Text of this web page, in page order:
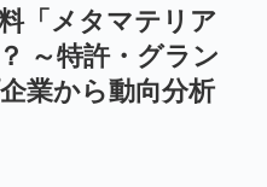
「メタマテリア
～特許・グラン
業から動向分析